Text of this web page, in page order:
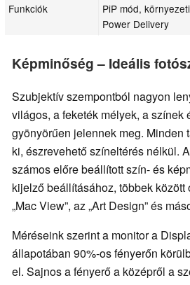
Funkciók
PiP mód,
Power Delivery
Képminőség – Ideális
Szubjektív szempontból nagyon
világos, a feketék mélyek, a színek
gyönyörűen jelennek meg. Minden
ki, észrevehető színeltérés nélkül.
számos előre beállított szín- és
kijelző beállításához, többek között
„Mac View”, az „Art Design” és
Méréseink szerint a monitor a
állapotában 90%-os fényerőn
el. Sajnos a fényerő a középről a